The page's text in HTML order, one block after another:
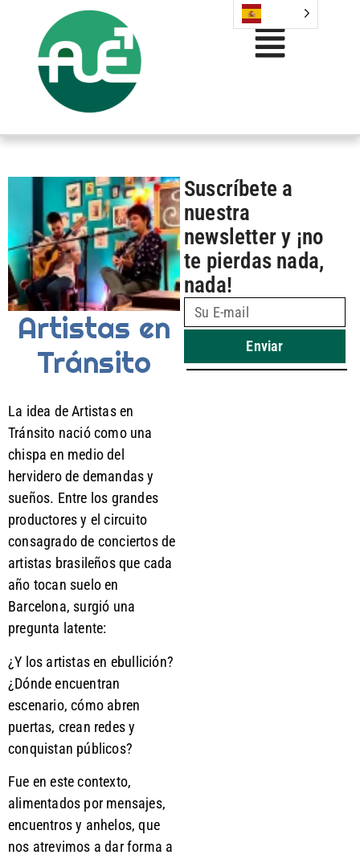
Artistas en
Tránsito
La idea de Artistas en
Tránsito nació como una
chispa en medio del
hervidero de demandas y
sueños. Entre los grandes
productores y el circuito
consagrado de conciertos de
artistas brasileños que cada
año tocan suelo en
Barcelona, surgió una
pregunta latente:
¿Y los artistas en ebullición?
¿Dónde encuentran
escenario, cómo abren
puertas, crean redes y
conquistan públicos?
Fue en este contexto,
alimentados por mensajes,
encuentros y anhelos, que
nos atrevimos a dar forma a
Suscríbete a
nuestra
newsletter y ¡no
te pierdas nada,
nada!
Enviar